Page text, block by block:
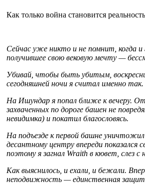
Как только война становится
Сейчас уже никто и не помнит, когда и
получившее свою вековую мечту —
Убивай, чтобы быть убитым,
сегодняшней ночи я считал именно
На Ишундар я попал ближе к вечеру.
захваченных по дороге башен не
невидимка) и покатил благословясь.
На подъезде к первой башне уничтожил
десантному центру впереди показался
поэтому я загнал Wraith в кювет, слез
Как выяснилось, и ехали, и бежали.
неподвижность — единственная